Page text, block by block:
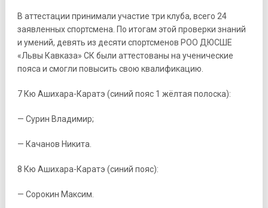
В аттестации принимали участие три клуба, всего 24
заявленных спортсмена. По итогам этой проверки знаний
и умений, девять из десяти спортсменов РОО ДЮСШЕ
«Львы Кавказа» СК были аттестованы на ученические
пояса и смогли повысить свою квалификацию.
7 Кю Ашихара-Каратэ (синий пояс 1 жёлтая полоска):
— Сурин Владимир;
— Качанов Никита.
8 Кю Ашихара-Каратэ (синий пояс):
— Сорокин Максим.